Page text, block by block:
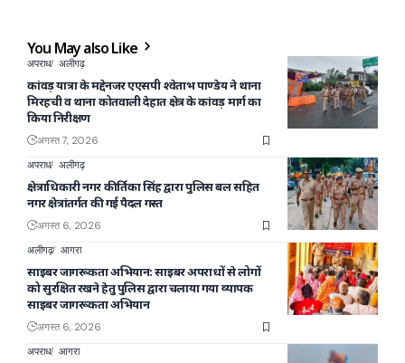
You May also Like
अपराध अलीगढ़
कांवड़ यात्रा के मद्देनजर एएसपी श्वेताभ पाण्डेय ने थाना
मिरहची व थाना कोतवाली देहात क्षेत्र के कांवड़ मार्ग का
किया निरीक्षण
अगस्त 7, 2026
अपराध अलीगढ़
क्षेत्राधिकारी नगर कीर्तिका सिंह द्वारा पुलिस बल सहित
नगर क्षेत्रांतर्गत की गई पैदल गस्त
अगस्त 6, 2026
अलीगढ़ आगरा
साइबर जागरूकता अभियान: साइबर अपराधों से लोगों
को सुरक्षित रखने हेतु पुलिस द्वारा चलाया गया व्यापक
साइबर जागरूकता अभियान
अगस्त 6, 2026
अपराध आगरा